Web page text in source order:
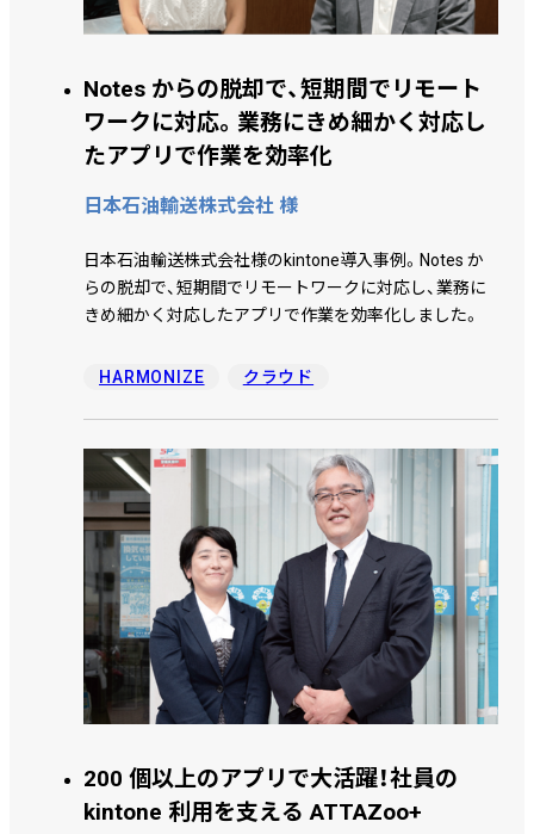
Notes からの脱却で、短期間でリモート
ワークに対応。業務にきめ細かく対応し
たアプリで作業を効率化
日本石油輸送株式会社 様
日本石油輸送株式会社様のkintone導入事例。Notes か
らの脱却で、短期間でリモートワークに対応し、業務に
きめ細かく対応したアプリで作業を効率化しました。
HARMONIZE クラウド
200 個以上のアプリで大活躍！社員の
kintone 利用を支える ATTAZoo+